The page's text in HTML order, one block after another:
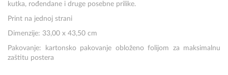
kutka, rođendane i druge posebne prilike.
Print na jednoj strani
Dimenzije: 33,00 x 43,50 cm
Pakovanje: kartonsko pakovanje obloženo folijom za maksimalnu
zaštitu postera